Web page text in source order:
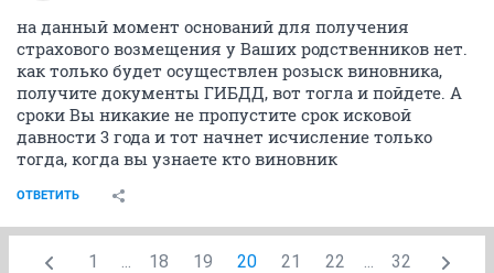
на данный момент оснований для получения
страхового возмещения у Ваших родственников нет.
как только будет осуществлен розыск виновника,
получите документы ГИБДД, вот тогла и пойдете. А
сроки Вы никакие не пропустите срок исковой
давности 3 года и тот начнет исчисление только
тогда, когда вы узнаете кто виновник
ОТВЕТИТЬ
1 ... 18 19 20 21 22 ... 32